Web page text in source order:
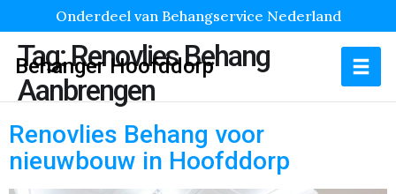
Onderdeel van Behangservice Nederland
Behanger Hoofddorp
Tag:Renovlies Behang
Aanbrengen
Renovlies Behang voor
nieuwbouw in Hoofddorp